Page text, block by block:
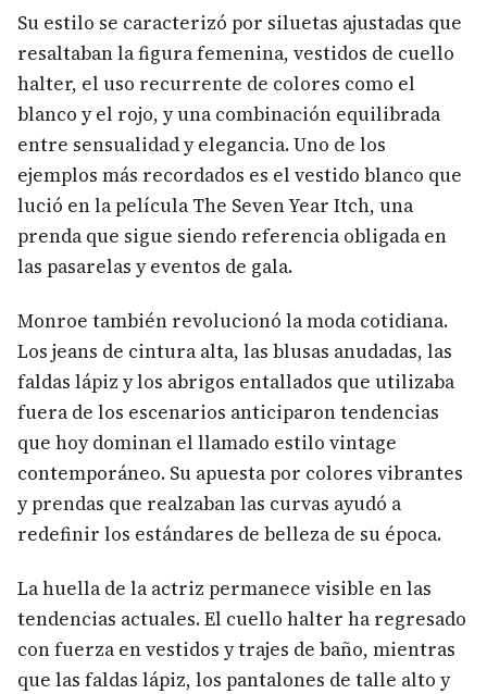
Su estilo se caracterizó por siluetas ajustadas que
resaltaban la figura femenina, vestidos de cuello
halter, el uso recurrente de colores como el
blanco y el rojo, y una combinación equilibrada
entre sensualidad y elegancia. Uno de los
ejemplos más recordados es el vestido blanco que
lució en la película The Seven Year Itch, una
prenda que sigue siendo referencia obligada en
las pasarelas y eventos de gala.
Monroe también revolucionó la moda cotidiana.
Los jeans de cintura alta, las blusas anudadas, las
faldas lápiz y los abrigos entallados que utilizaba
fuera de los escenarios anticiparon tendencias
que hoy dominan el llamado estilo vintage
contemporáneo. Su apuesta por colores vibrantes
y prendas que realzaban las curvas ayudó a
redefinir los estándares de belleza de su época.
La huella de la actriz permanece visible en las
tendencias actuales. El cuello halter ha regresado
con fuerza en vestidos y trajes de baño, mientras
que las faldas lápiz, los pantalones de talle alto y